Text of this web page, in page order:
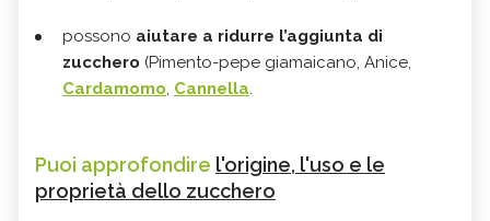
possono aiutare a ridurre l’aggiunta di
zucchero (Pimento-pepe giamaicano, Anice,
Cardamomo, Cannella.
Puoi approfondire l'origine, l'uso e le
proprietà dello zucchero